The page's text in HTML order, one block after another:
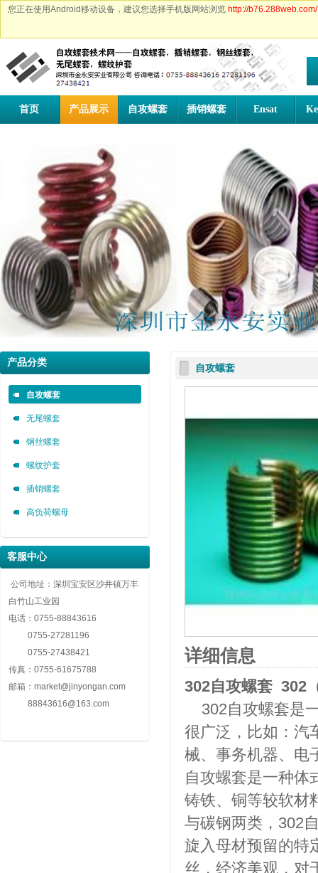
您正在使用Android移动设备，建议您选择手机版网站浏览 http://b76.288web.com/
首页 产品展示 自攻螺套 插销螺套 Ensat
深圳市金永安装实业有限公司 0755-88843616
自攻螺套，无尾螺套，钢丝螺套，插销螺套厂家深圳市金永安装实业有限公司 0755-
深圳市金永安装实业有限公司 0755-88843616
自攻螺套，无尾螺套，钢丝螺套，插销螺套厂家深圳市金永安装实业有限公司 0755-
深圳市金永安装实业有限公司 0755-88843616
自攻螺套，无尾螺套，钢丝螺套，插销螺套厂家深圳市金永安装实业有限公司 0755-
产品分类
自攻螺套
无尾螺套
钢丝螺套
螺纹护套
插销螺套
高负荷螺母
客服中心
公司地址：深圳宝安区沙井镇万丰
白竹山工业园
电话： 0755-88843616
0755-27281196
0755-27438421
传真： 0755-61675788
邮箱： market@jinyongan.com
88843616@163.com
自攻螺套
详细信息
302自攻螺套 302
302自攻螺套是
很广泛，比如：汽
械、事务机器、电
自攻螺套是一种体
铸铁、铜等较软材
与碳钢两类，302
旋入母材预留的特
丝，经济美观，对